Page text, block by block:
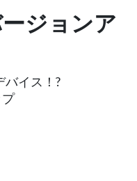
ジョンア
バイス！?